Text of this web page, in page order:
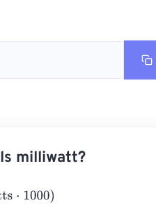
milliwatt?